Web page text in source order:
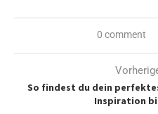
0 comment
So findest du dein
Inspiration